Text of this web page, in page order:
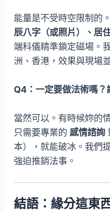
能量是不受時空限制的
辰八字（或照片）、居
端科儀精準鎖定磁場。
洲、香港，效果與現場
Q4：一定要做法術嗎？
當然可以。有時候妳的
只需要專業的 感情諮詢
本），就能破冰。我們
強迫推銷法事。
結語：緣分這東